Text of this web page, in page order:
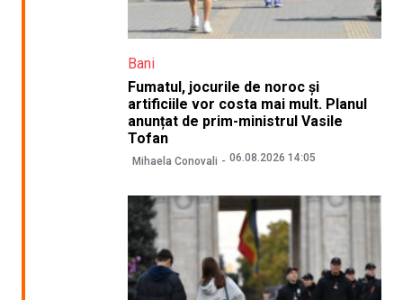
Bani
Fumatul, jocurile de noroc și
artificiile vor costa mai mult. Planul
anunțat de prim-ministrul Vasile
Tofan
Mihaela Conovali 06.08.2026 14:05